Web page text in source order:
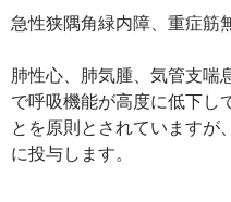
急性狭隅角緑内障、重症筋
肺性心、肺気腫、気管支喘
で呼吸機能が高度に低下し
とを原則とされていますが
に投与します。